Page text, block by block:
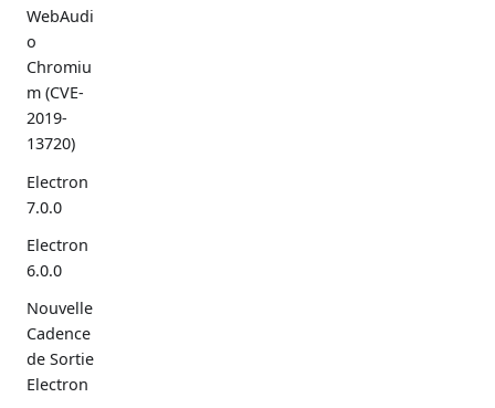
WebAudi
o
Chromiu
m (CVE-
2019-
13720)
Electron
7.0.0
Electron
6.0.0
Nouvelle
Cadence
de Sortie
Electron